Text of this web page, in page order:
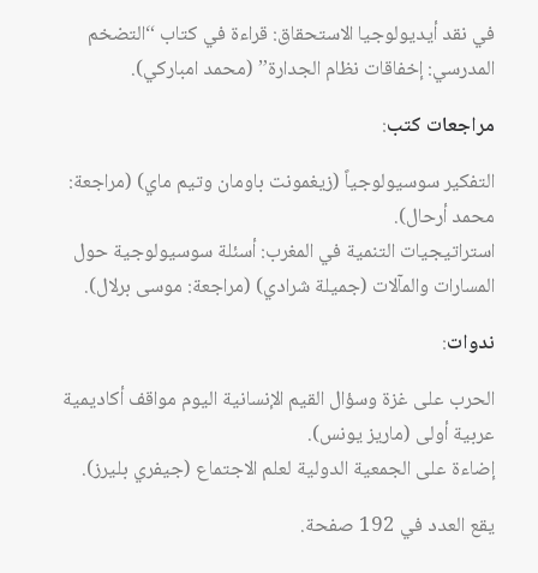
في نقد أيديولوجيا الاستحقاق: قراءة في كتاب “التضخم
المدرسي: إخفاقات نظام الجدارة” (محمد امباركي).
مراجعات كتب:
التفكير سوسيولوجياً (زيغمونت باومان وتيم ماي) (مراجعة:
محمد أرحال).
استراتيجيات التنمية في المغرب: أسئلة سوسيولوجية حول
المسارات والمآلات (جميلة شرادي) (مراجعة: موسى برلال).
ندوات:
الحرب على غزة وسؤال القيم الإنسانية اليوم مواقف أكاديمية
عربية أولى (ماريز يونس).
إضاءة على الجمعية الدولية لعلم الاجتماع (جيفري بليرز).
يقع العدد في 192 صفحة.